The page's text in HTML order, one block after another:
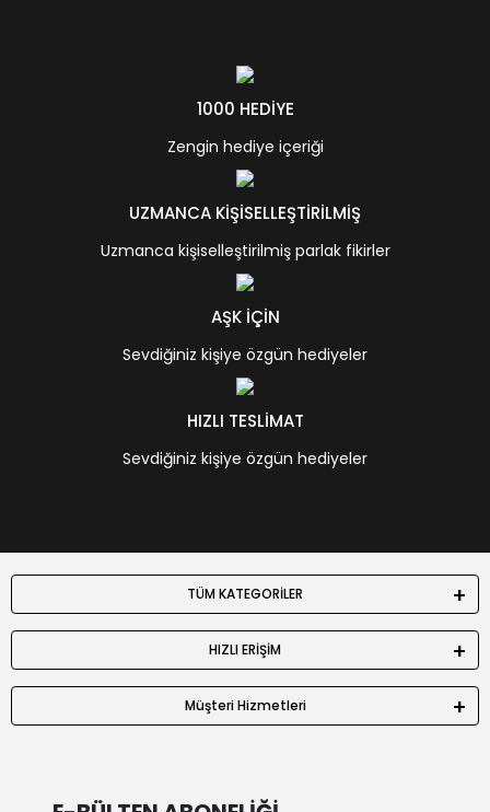
1000 HEDİYE
Zengin hediye içeriği
UZMANCA KİŞİSELLEŞTİRİLMİŞ
Uzmanca kişiselleştirilmiş parlak fikirler
AŞK İÇİN
Sevdiğiniz kişiye özgün hediyeler
HIZLI TESLİMAT
Sevdiğiniz kişiye özgün hediyeler
TÜM KATEGORİLER
HIZLI ERİŞİM
Müşteri Hizmetleri